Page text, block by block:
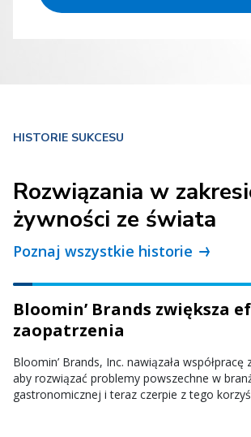
HISTORIE SUKCESU
Rozwiązania w
żywności ze świata
Poznaj wszystkie historie
Bloomin’ Brands zwiększa
zaopatrzenia
Bloomin’ Brands, Inc. nawiązała współpracę
aby rozwiązać problemy powszechne w
gastronomicznej i teraz czerpie z tego